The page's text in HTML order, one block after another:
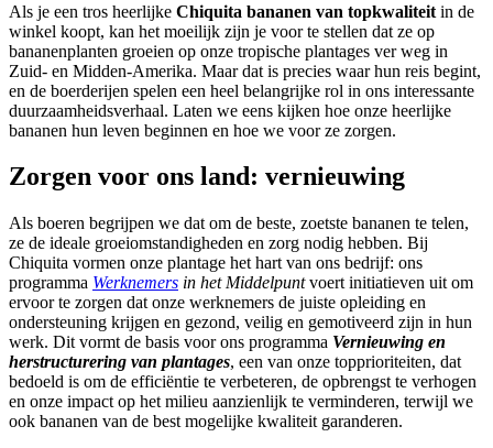
Als je een tros heerlijke Chiquita bananen van topkwaliteit in de
winkel koopt, kan het moeilijk zijn je voor te stellen dat ze op
bananenplanten groeien op onze tropische plantages ver weg in
Zuid- en Midden-Amerika. Maar dat is precies waar hun reis begint,
en de boerderijen spelen een heel belangrijke rol in ons interessante
duurzaamheidsverhaal. Laten we eens kijken hoe onze heerlijke
bananen hun leven beginnen en hoe we voor ze zorgen.
Zorgen voor ons land: vernieuwing
Als boeren begrijpen we dat om de beste, zoetste bananen te telen,
ze de ideale groeiomstandigheden en zorg nodig hebben. Bij
Chiquita vormen onze plantage het hart van ons bedrijf: ons
programma Werknemers in het Middelpuntvoert initiatieven uit om
ervoor te zorgen dat onze werknemers de juiste opleiding en
ondersteuning krijgen en gezond, veilig en gemotiveerd zijn in hun
werk. Dit vormt de basis voor ons programma Vernieuwing en
herstructurering van plantages, een van onze topprioriteiten, dat
bedoeld is om de efficiëntie te verbeteren, de opbrengst te verhogen
en onze impact op het milieu aanzienlijk te verminderen, terwijl we
ook bananen van de best mogelijke kwaliteit garanderen.